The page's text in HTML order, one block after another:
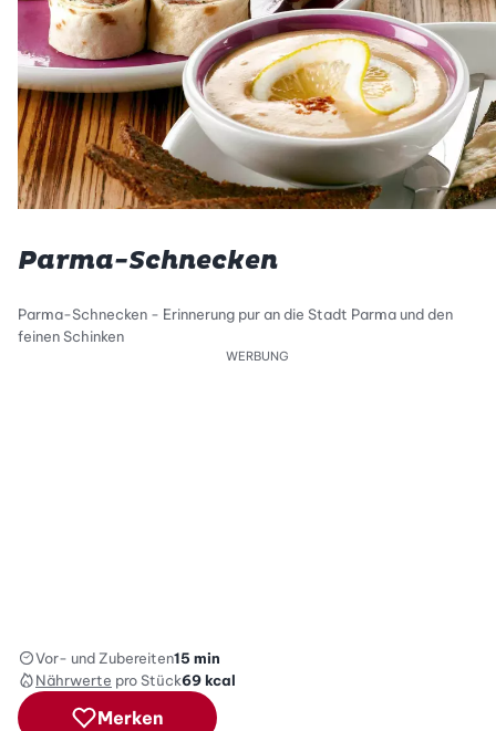
Parma-Schnecken
Parma-Schnecken - Erinnerung pur an die Stadt Parma und den
feinen Schinken
WERBUNG
Vor- und Zubereiten15 min
Nährwerte pro Stück69kcal
Merken